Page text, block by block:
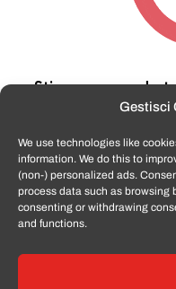
Gestisci
We use technologies like
information. We do this to
(non-) personalized ads.
process data such as browsing
consenting or withdrawing
and functions.
Stiamo cercando
smartphone
di tutte le marche,
ONEPLUS,